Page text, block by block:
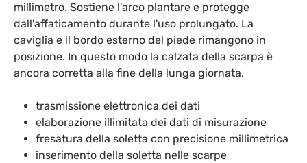
millimetro. Sostiene l'arco plantare e protegge
dall'affaticamento durante l'uso prolungato. La
caviglia e il bordo esterno del piede rimangono in
posizione. In questo modo la calzata della scarpa è
ancora corretta alla fine della lunga giornata.
trasmissione elettronica dei dati
elaborazione illimitata dei dati di misurazione
fresatura della soletta con precisione millimetrica
inserimento della soletta nelle scarpe